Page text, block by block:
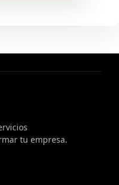
tu empresa.